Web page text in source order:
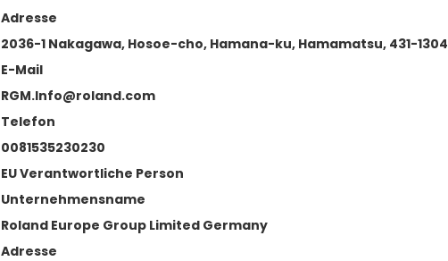
Adresse
2036-1 Nakagawa, Hosoe-cho, Hamana-ku, Hamamatsu, 431-
E-Mail
RGM.Info@roland.com
Telefon
0081535230230
EU Verantwortliche Person
Unternehmensname
Roland Europe Group Limited Germany
Adresse